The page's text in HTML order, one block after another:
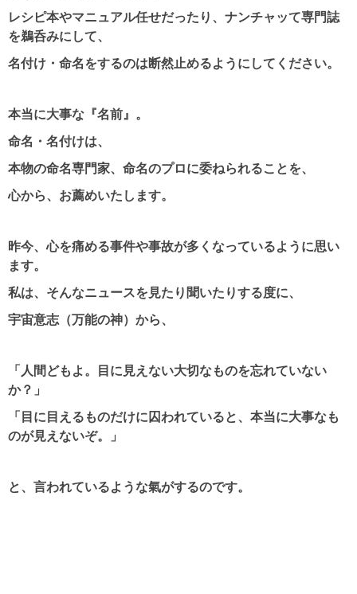
レシピ本やマニュアル任せだったり、ナンチャッて専門誌
を鵜呑みにして、
名付け・命名をするのは断然止めるようにしてください。
本当に大事な『名前』。
命名・名付けは、
本物の命名専門家、命名のプロに委ねられることを、
心から、お薦めいたします。
昨今、心を痛める事件や事故が多くなっているように思い
ます。
私は、そんなニュースを見たり聞いたりする度に、
宇宙意志（万能の神）から、
「人間どもよ。目に見えない大切なものを忘れていない
か？」
「目に目えるものだけに囚われていると、本当に大事なも
のが見えないぞ。」
と、言われているような氣がするのです。